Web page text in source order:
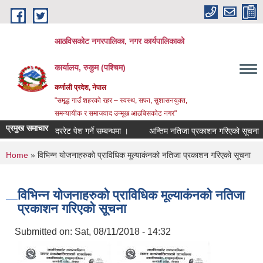
Skip to main content
आठविसकोट नगरपालिका, नगर कार्यपालिकाको
कार्यालय, रुकुम (पश्चिम)
कर्णाली प्रदेश, नेपाल
"समृद्ध गाउँ शहरको रहर – स्वस्थ, सफा, सुशासनयुक्त,
समन्यायीक र समाजवाद उन्मूख आठबिसकोट नगर"
प्रमुख समाचारदररेट पेश गर्ने सम्बन्धमा । अन्तिम नतिजा प्रकाशन गरिएको सूचना ।
You are here
Home » विभिन्न योजनाहरुको प्राविधिक मूल्याकंनको नतिजा प्रकाशन गरिएको सूचना
विभिन्न योजनाहरुको प्राविधिक मूल्याकंनको नतिजा
प्रकाशन गरिएको सूचना
Submitted on: Sat, 08/11/2018 - 14:32